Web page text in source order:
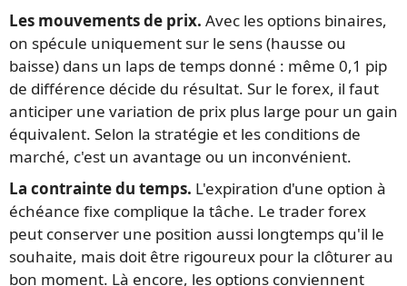
Les mouvements de prix. Avec les options binaires,
on spécule uniquement sur le sens (hausse ou
baisse) dans un laps de temps donné : même 0,1 pip
de différence décide du résultat. Sur le forex, il faut
anticiper une variation de prix plus large pour un gain
équivalent. Selon la stratégie et les conditions de
marché, c'est un avantage ou un inconvénient.
La contrainte du temps. L'expiration d'une option à
échéance fixe complique la tâche. Le trader forex
peut conserver une position aussi longtemps qu'il le
souhaite, mais doit être rigoureux pour la clôturer au
bon moment. Là encore, les options conviennent